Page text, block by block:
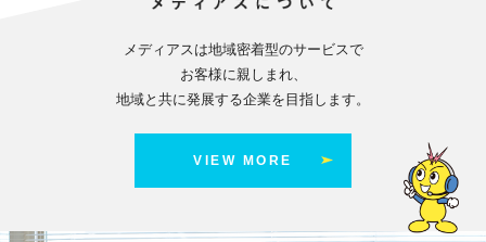
メディアスは地域密着型のサービスで
お客様に親しまれ、
地域と共に発展する企業を目指します。
VIEW MORE